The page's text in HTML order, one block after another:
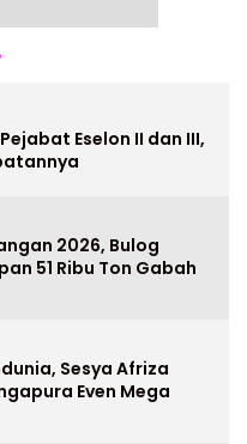
Eselon II dan III,
2026, Bulog
51 Ribu Ton Gabah
Sesya Afriza
Even Mega